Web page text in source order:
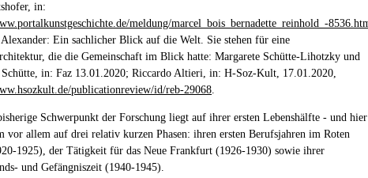
in:
meldung/marcel_bois_bernadette_reinhold_-
Ein sachlicher Blick auf die Welt. Sie stehen für eine
die die Gemeinschaft im Blick hatte: Margarete Schütte-Lihotzky und
in: Faz 13.01.2020; Riccardo Altieri, in: H-Soz-Kult, 17.01.2020,
publicationreview/id/reb-29068.
Schwerpunkt der Forschung liegt auf ihrer ersten Lebenshälfte - und hier
vor allem auf drei relativ kurzen Phasen: ihren ersten Berufsjahren im Roten
1925), der Tätigkeit für das Neue Frankfurt (1926-1930) sowie ihrer
und Gefängniszeit (1940-1945).